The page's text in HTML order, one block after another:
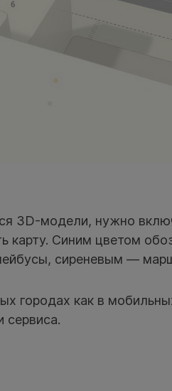
3D-модели, нужно
карту. Синим цветом
сиреневым —
городах как в
сервиса.